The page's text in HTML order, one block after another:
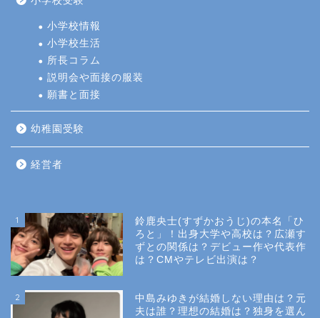
小学校情報
小学校生活
所長コラム
説明会や面接の服装
願書と面接
幼稚園受験
経営者
1
鈴鹿央士(すずかおうじ)の本名「ひ
ろと」！出身大学や高校は？広瀬す
ずとの関係は？デビュー作や代表作
は？CMやテレビ出演は？
2
中島みゆきが結婚しない理由は？元
夫は誰？理想の結婚は？独身を選ん